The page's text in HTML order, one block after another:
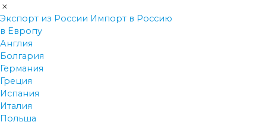
Экспорт из России Импорт в Россию
в Европу
Англия
Болгария
Германия
Греция
Испания
Италия
Польша